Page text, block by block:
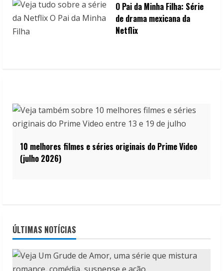
O Pai da Minha Filha: Série
de drama mexicana da
Netflix
10 melhores filmes e séries originais do Prime Video
(julho 2026)
ÚLTIMAS NOTÍCIAS